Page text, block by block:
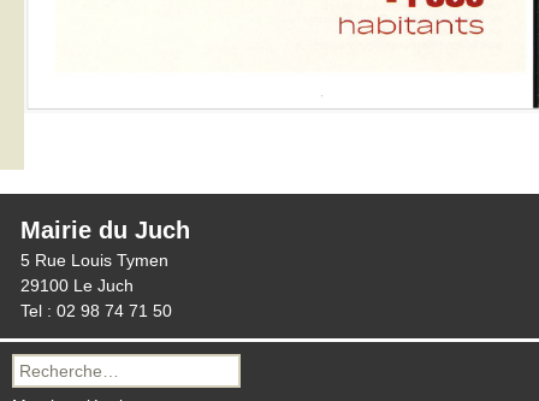
Mairie du Juch
5 Rue Louis Tymen
29100 Le Juch
Tel : 02 98 74 71 50
Recherche
pour :